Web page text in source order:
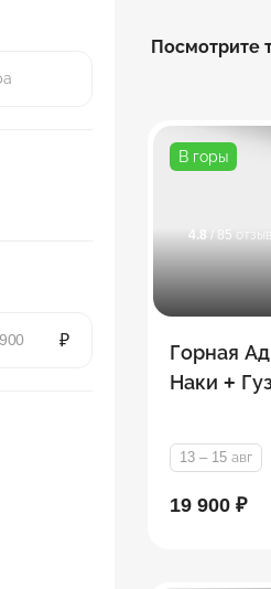
₽
Посмотрите
В горы
4.8 / 85
Горная
Наки +
13 – 15 авг
19 900 ₽